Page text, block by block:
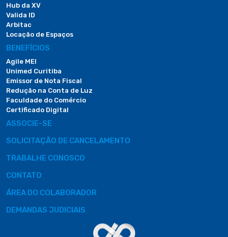
Hub da XV
Valida ID
Arbitac
Locação de Espaços
BENEFÍCIOS
Agile MEI
Unimed Curitiba
Emissor de Nota Fiscal
Redução na Conta de Luz
Faculdade do Comércio
Certificado Digital
ASSOCIE-SE
SOLICITAÇÃO DE CANCELAMENTO
TRABALHE CONOSCO
CONTATO
ÁREA DO COLABORADOR
DEMANDAS JUDICIAIS